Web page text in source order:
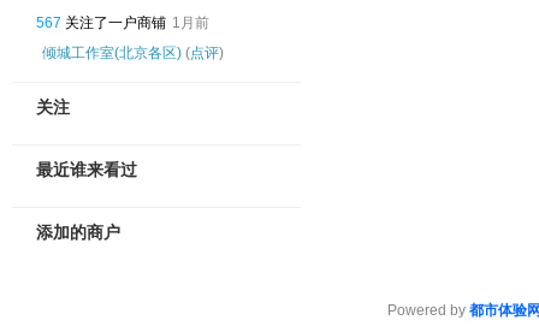
567 关注了一户商铺 1月前
倾城工作室(北京各区) (点评)
关注
最近谁来看过
添加的商户
Powered by 都市体验